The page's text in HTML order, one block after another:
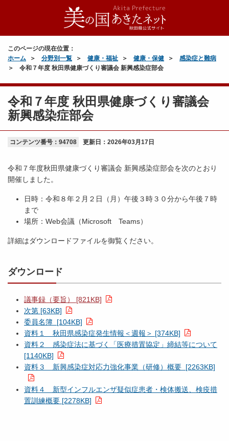
このページの現在位置：
ホーム
分野別一覧 健康・福祉 健康・保健
感染症と難病
令和７年度 秋田県健康づくり審議会 新興感染症部会
令和７年度 秋田県健康づくり審議会
新興感染症部会
コンテンツ番号：94708 更新日： 2026年03月17日
令和７年度秋田県健康づくり審議会 新興感染症部会を次のとおり
開催しました。
日時：令和８年２月２日（月）午後３時３０分から午後７時
まで
場所：Web会議（Microsoft Teams）
詳細はダウンロードファイルを御覧ください。
ダウンロード
議事録（要旨） [821KB]
次第 [63KB]
委員名簿 [104KB]
資料１ 秋田県感染症発生情報＜週報＞ [374KB]
資料２ 感染症法に基づく「医療措置協定」締結等について
[1140KB]
資料３ 新興感染症対応力強化事業（研修）概要 [2263KB]
資料４ 新型インフルエンザ疑似症患者・検体搬送、検疫措
置訓練概要 [2278KB]